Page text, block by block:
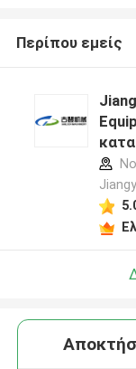
Περίπου εμείς